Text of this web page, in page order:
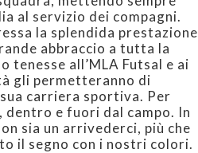
al servizio dei compagni.
la splendida prestazione
abbraccio a tutta la
tenesse all’MLA Futsal e ai
gli permetteranno di
carriera sportiva. Per
e fuori dal campo. In
sia un arrivederci, più che
il segno con i nostri colori.